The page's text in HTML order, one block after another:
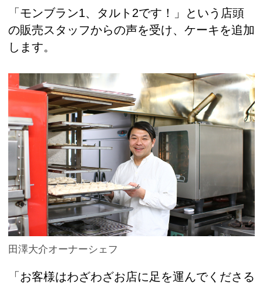
「モンブラン1、タルト2です！」という店頭
の販売スタッフからの声を受け、ケーキを追加
します。
田澤大介オーナーシェフ
「お客様はわざわざお店に足を運んでくださる